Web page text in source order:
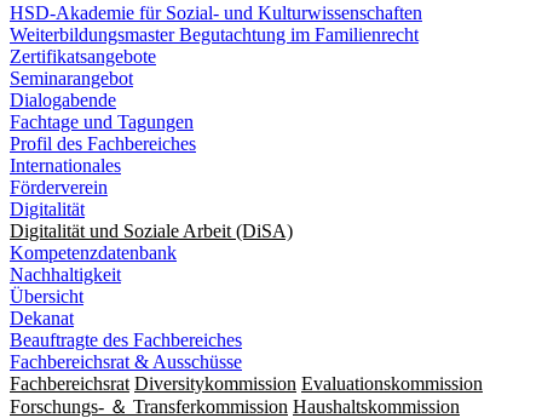
HSD-Akademie für Sozial- und Kulturwissenschaften
Weiterbildungsmaster Begutachtung im Familienrecht
Zertifikatsangebote
Seminarangebot
Dialogabende
Fachtage und Tagungen
Profil des Fachbereiches
Internationales
Förderverein
Digitalität
Digitalität und Soziale Arbeit (DiSA)
Kompetenzdatenbank
Nachhaltigkeit
Übersicht
Dekanat
Beauftragte des Fachbereiches
Fachbereichsrat & Ausschüsse
Fachbereichsrat Diversitykommission Evaluationskommission
Forschungs- ＆ Transferkommission Haushaltskommission